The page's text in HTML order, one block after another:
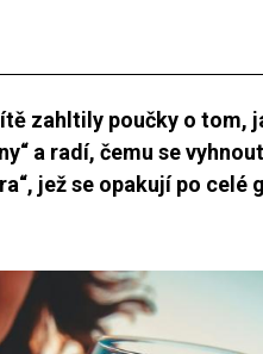
zahltily poučky o tom,
a radí, čemu se
jež se opakují po celé